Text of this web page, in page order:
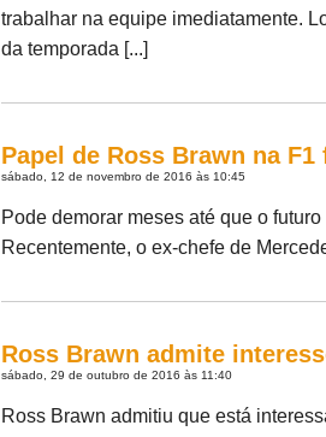
trabalhar na equipe imediatamente.
da temporada [...]
Papel de Ross Brawn na
sábado, 12 de novembro de 2016 às 10:45
Pode demorar meses até que o
Recentemente, o ex-chefe de
Ross Brawn admite
sábado, 29 de outubro de 2016 às 11:40
Ross Brawn admitiu que está